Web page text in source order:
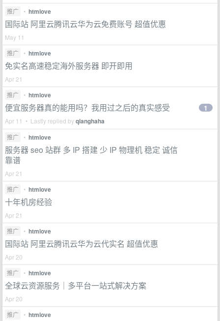
推广
• htmlove
国际站 阿里云腾讯云华为云免费账号 超值优惠
May 11
推广
• htmlove
免实名高速稳定海外服务器 即开即用
Apr 21
推广
• htmlove
便宜服务器真的能用吗？我用过之后的真实感受
Apr 11 • Lastly replied byqianghaha
1
推广 • htmlove
服务器 seo 站群 多 IP 搭建 少 IP 物理机 稳定 诚信
靠谱
Apr 21
推广
• htmlove
十年机房经验
Apr 21
推广
• htmlove
国际站 阿里云腾讯云华为云代实名 超值优惠
Apr 20
推广
• htmlove
全球云资源服务｜多平台一站式解决方案
Apr 20
推广
• htmlove